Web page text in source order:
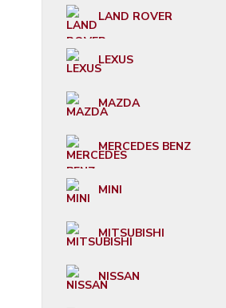
LAND ROVER
LEXUS
MAZDA
MERCEDES BENZ
MINI
MITSUBISHI
NISSAN